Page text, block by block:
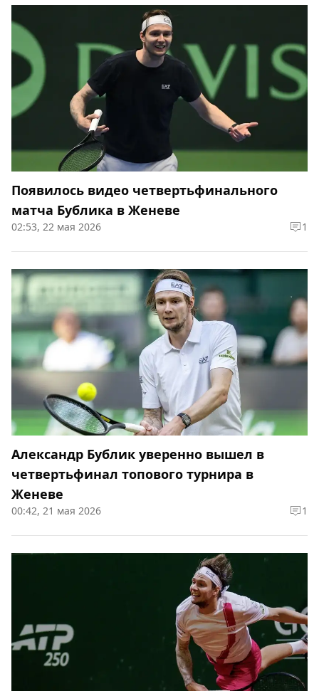
Появилось видео четвертьфинального
матча Бублика в Женеве
02:53, 22 мая 2026 1
Александр Бублик уверенно вышел в
четвертьфинал топового турнира в
Женеве
00:42, 21 мая 2026 1